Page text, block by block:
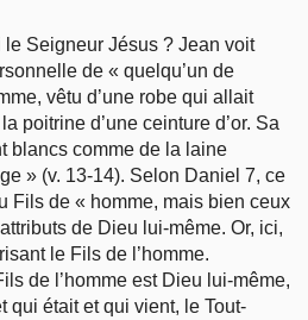
Seigneur Jésus ? Jean voit
de « quelqu’un de
vêtu d’une robe qui allait
poitrine d’une ceinture d’or. Sa
blancs comme de la laine
» (v. 13-14). Selon Daniel 7, ce
Fils de « homme, mais bien ceux
de Dieu lui-même. Or, ici,
le Fils de l’homme.
de l’homme est Dieu lui-même,
qui était et qui vient, le Tout-